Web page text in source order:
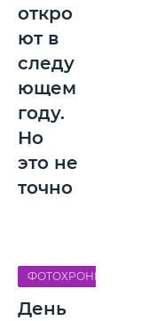
откро
ют в
следу
ющем
году.
Но
это не
точно
ФОТОХРОНИКА
День